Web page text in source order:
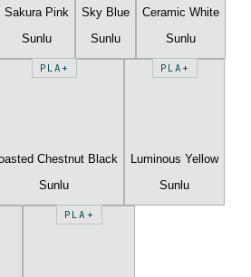
Sakura Pink
Sunlu
Sky Blue
Sunlu
Ceramic White
Sunlu
PLA+
Chestnut Black
Sunlu
PLA+
Luminous Yellow
Sunlu
PLA+